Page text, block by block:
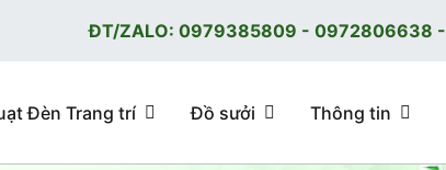
ĐT/ZALO: 0979385809 - 0972806638 -
chính Hãng, loại tốt, giá tốt, có F.reeShip tại Hà Nội
Đèn Trang trí Đồ sưởi Thông tin